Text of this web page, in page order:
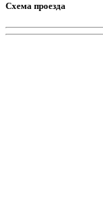
Схема проезда